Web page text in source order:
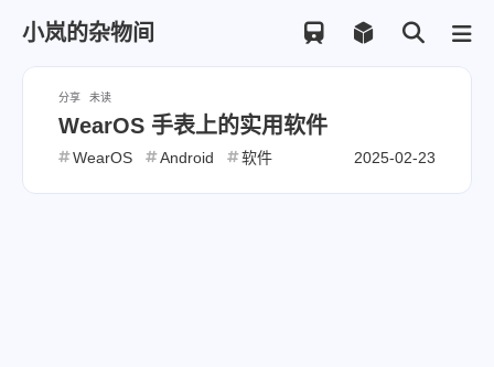
小岚的杂物间
分享 未读
WearOS 手表上的实用软件
WearOS Android 软件 2025-02-23